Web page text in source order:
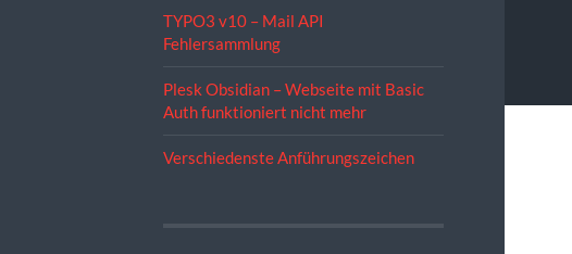
TYPO3 v10 – Mail API
Fehlersammlung
Plesk Obsidian – Webseite mit Basic
Auth funktioniert nicht mehr
Verschiedenste Anführungszeichen